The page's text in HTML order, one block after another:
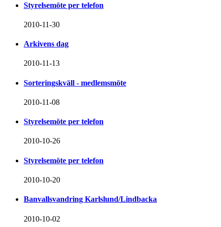
Styrelsemöte per telefon
2010-11-30
Arkivens dag
2010-11-13
Sorteringskväll - medlemsmöte
2010-11-08
Styrelsemöte per telefon
2010-10-26
Styrelsemöte per telefon
2010-10-20
Banvallsvandring Karlslund/Lindbacka
2010-10-02